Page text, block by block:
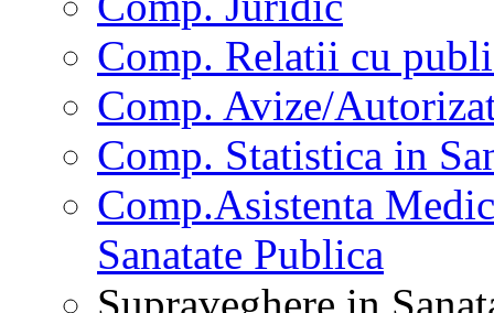
Comp. Relatii cu
Comp. Avize/
Comp. Statistica in
Comp.Asistenta
Sanatate Publica
Supraveghere in